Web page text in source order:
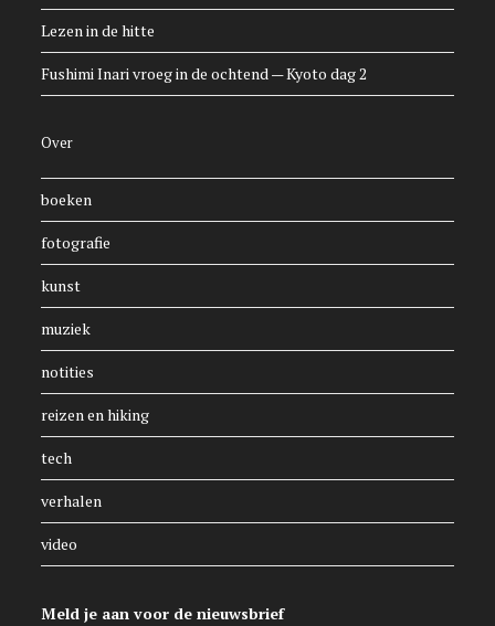
Lezen in de hitte
Fushimi Inari vroeg in de ochtend — Kyoto dag 2
Over
boeken
fotografie
kunst
muziek
notities
reizen en hiking
tech
verhalen
video
Meld je aan voor de nieuwsbrief